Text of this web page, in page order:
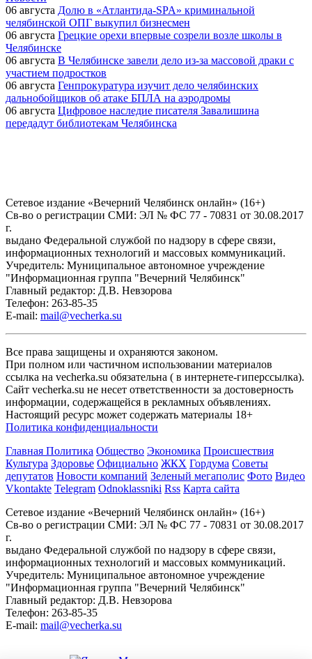
06 августа Долю в «Атлантида-SPA» криминальной
челябинской ОПГ выкупил бизнесмен
06 августа Грецкие орехи впервые созрели возле школы в
Челябинске
06 августа В Челябинске завели дело из-за массовой драки с
участием подростков
06 августа Генпрокуратура изучит дело челябинских
дальнобойщиков об атаке БПЛА на аэродромы
06 августа Цифровое наследие писателя Завалишина
передадут библиотекам Челябинска
Сетевое издание «Вечерний Челябинск онлайн» (16+)
Cв-во о регистрации СМИ: ЭЛ № ФС 77 - 70831 от 30.08.2017
г.
выдано Федеральной службой по надзору в сфере связи,
информационных технологий и массовых коммуникаций.
Учредитель: Муниципальное автономное учреждение
"Информационная группа "Вечерний Челябинск"
Главный редактор: Д.В. Невзорова
Телефон: 263-85-35
E-mail: mail@vecherka.su
Все права защищены и охраняются законом.
При полном или частичном использовании материалов
ссылка на vecherka.su обязательна ( в интернете-гиперссылка).
Сайт vecherka.su не несет ответственности за достоверность
информации, содержащейся в рекламных объявлениях.
Настоящий ресурс может содержать материалы 18+
Политика конфиденциальности
Главная Политика Общество Экономика Происшествия
Культура Здоровье Официально ЖКХ Гордума Советы
депутатов Новости компаний Зеленый мегаполис Фото Видео
Vkontakte Telegram Odnoklassniki Rss Карта сайта
Сетевое издание «Вечерний Челябинск онлайн» (16+)
Cв-во о регистрации СМИ: ЭЛ № ФС 77 - 70831 от 30.08.2017
г.
выдано Федеральной службой по надзору в сфере связи,
информационных технологий и массовых коммуникаций.
Учредитель: Муниципальное автономное учреждение
"Информационная группа "Вечерний Челябинск"
Главный редактор: Д.В. Невзорова
Телефон: 263-85-35
E-mail: mail@vecherka.su